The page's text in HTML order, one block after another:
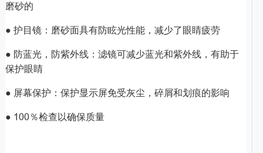
磨砂的
● 护目镜：磨砂面具有防眩光性能，减少了眼睛疲劳
● 防蓝光，防紫外线：滤镜可减少蓝光和紫外线，有助于
保护眼睛
● 屏幕保护：保护显示屏免受灰尘，碎屑和划痕的影响
● 100％检查以确保质量